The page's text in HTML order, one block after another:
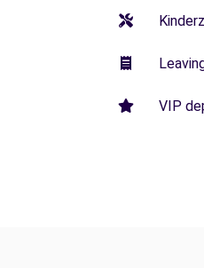
VIP